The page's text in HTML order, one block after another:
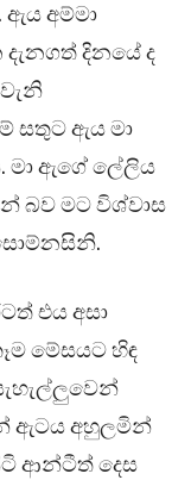
අම්මා
දිනයේ ද
සතුට ඇය මා
මා ඇගේ ලේලිය
බව මට විශ්වාස
එය අසා
මේසයට හිඳ
ඇටය අහුලමින්
ආන්ටීත් දෙස